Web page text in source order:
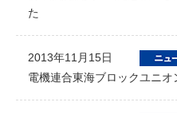
た
2013年11月15日
電機連合東海ブロックユニ